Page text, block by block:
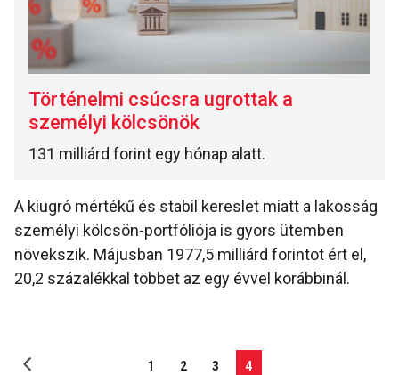
Történelmi csúcsra ugrottak a
személyi kölcsönök
131 milliárd forint egy hónap alatt.
A kiugró mértékű és stabil kereslet miatt a lakosság
személyi kölcsön-portfóliója is gyors ütemben
növekszik. Májusban 1977,5 milliárd forintot ért el,
20,2 százalékkal többet az egy évvel korábbinál.
1 2 3 4